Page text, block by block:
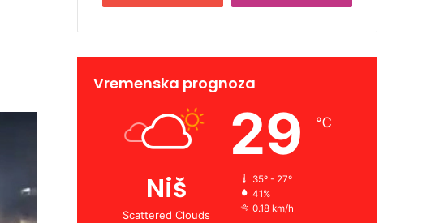
Vremenska prognoza
Niš
Scattered Clouds
29 ℃
35º - 27º
41%
0.18 km/h